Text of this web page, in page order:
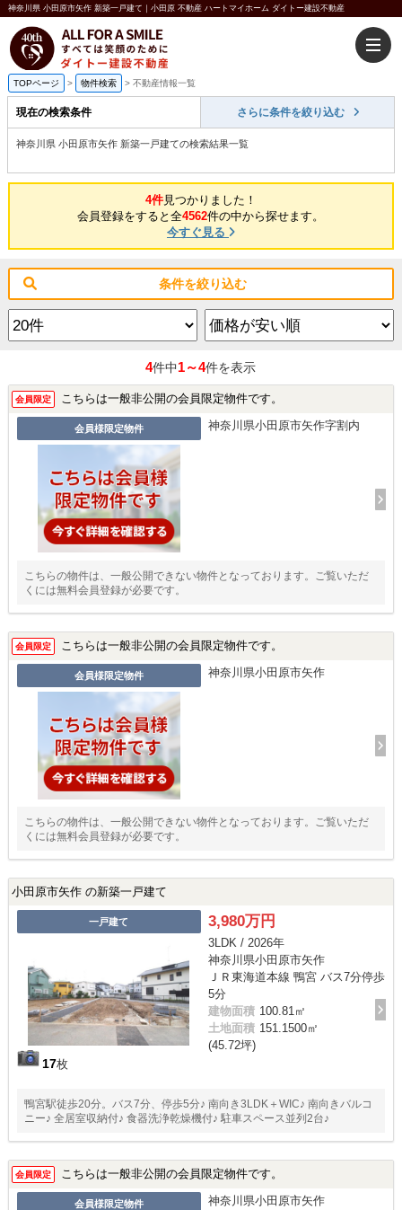
神奈川県 小田原市矢作 新築一戸建て｜小田原 不動産 ハートマイホーム ダイトー建設不動産
TOPページ > 物件検索 > 不動産情報一覧
現在の検索条件 さらに条件を絞り込む
神奈川県 小田原市矢作 新築一戸建ての検索結果一覧
4件見つかりました！
会員登録をすると全4562件の中から探せます。
今すぐ見る
条件を絞り込む
4件中1～4件を表示
会員限定 こちらは一般非公開の会員限定物件です。
会員様限定物件 神奈川県小田原市矢作字割内
こちらの物件は、一般公開できない物件となっております。ご覧いただ
くには無料会員登録が必要です。
会員限定 こちらは一般非公開の会員限定物件です。
会員様限定物件 神奈川県小田原市矢作
こちらの物件は、一般公開できない物件となっております。ご覧いただ
くには無料会員登録が必要です。
小田原市矢作 の新築一戸建て
一戸建て
17枚
3,980万円
3LDK / 2026年
神奈川県小田原市矢作
ＪＲ東海道本線 鴨宮 バス7分停歩
5分
建物面積 100.81㎡
土地面積 151.1500㎡
(45.72坪)
鴨宮駅徒歩20分。バス7分、停歩5分♪ 南向き3LDK＋WIC♪ 南向きバルコ
ニー♪ 全居室収納付♪ 食器洗浄乾燥機付♪ 駐車スペース並列2台♪
会員限定 こちらは一般非公開の会員限定物件です。
会員様限定物件 神奈川県小田原市矢作